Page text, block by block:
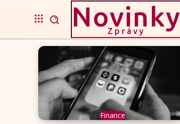
Novinky
Zprávy
Finance